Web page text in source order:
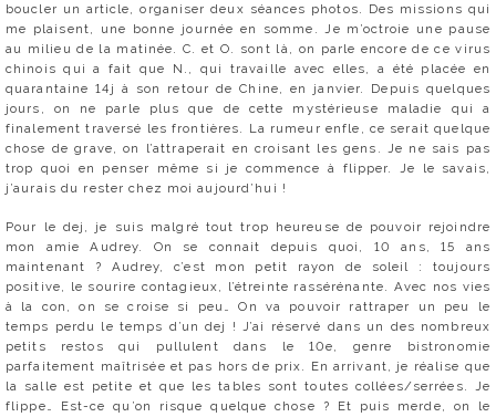
boucler un article, organiser deux séances photos. Des missions qui
me plaisent, une bonne journée en somme. Je m’octroie une pause
au milieu de la matinée. C. et O. sont là, on parle encore de ce virus
chinois qui a fait que N., qui travaille avec elles, a été placée en
quarantaine 14j à son retour de Chine, en janvier. Depuis quelques
jours, on ne parle plus que de cette mystérieuse maladie qui a
finalement traversé les frontières. La rumeur enfle, ce serait quelque
chose de grave, on l’attraperait en croisant les gens. Je ne sais pas
trop quoi en penser même si je commence à flipper. Je le savais,
j’aurais du rester chez moi aujourd’hui !
Pour le dej, je suis malgré tout trop heureuse de pouvoir rejoindre
mon amie Audrey. On se connait depuis quoi, 10 ans, 15 ans
maintenant ? Audrey, c’est mon petit rayon de soleil : toujours
positive, le sourire contagieux, l’étreinte rassérénante. Avec nos vies
à la con, on se croise si peu… On va pouvoir rattraper un peu le
temps perdu le temps d’un dej ! J’ai réservé dans un des nombreux
petits restos qui pullulent dans le 10e, genre bistronomie
parfaitement maîtrisée et pas hors de prix. En arrivant, je réalise que
la salle est petite et que les tables sont toutes collées/serrées. Je
flippe… Est-ce qu’on risque quelque chose ? Et puis merde, on le